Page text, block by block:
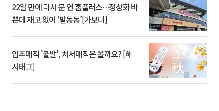
22일 만에 다시 문 연 홈플러스…정상화 바
쁜데 재고 없어 ‘발동동’[가보니]
입추매직 '불발', 처서매직은 올까요? [해
시태그]